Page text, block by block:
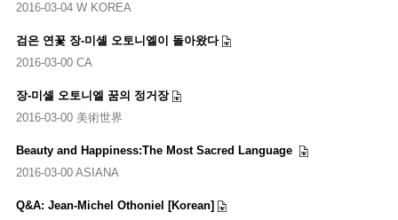
2016-03-04 W KOREA
검은 연꽃 장-미셸 오토니엘이 돌아왔다
2016-03-00 CA
장-미셸 오토니엘 꿈의 정거장
2016-03-00 美術世界
Beauty and Happiness:The Most Sacred Language
2016-03-00 ASIANA
Q&A: Jean-Michel Othoniel [Korean]